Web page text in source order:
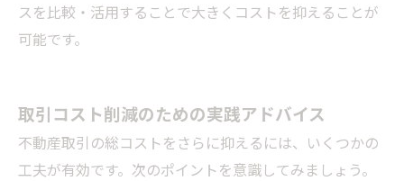
スを比較・活用することで大きくコストを抑えることが
可能です。
取引コスト削減のための実践アドバイス
不動産取引の総コストをさらに抑えるには、いくつかの
工夫が有効です。次のポイントを意識してみましょう。